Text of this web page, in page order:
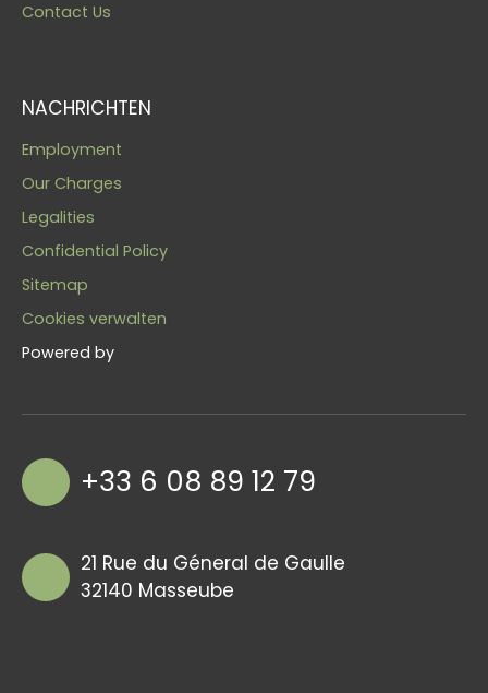
Contact Us
NACHRICHTEN
Employment
Our Charges
Legalities
Confidential Policy
Sitemap
Cookies verwalten
Powered by
+33 6 08 89 12 79
21 Rue du Géneral de Gaulle
32140 Masseube